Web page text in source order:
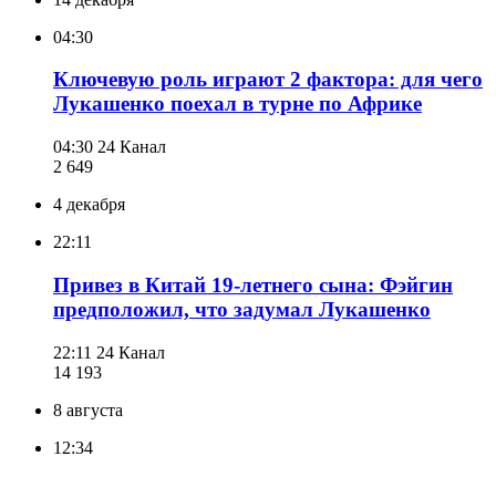
04:30
Ключевую роль играют 2 фактора: для чего
Лукашенко поехал в турне по Африке
04:30 24 Канал
2 649
4 декабря
22:11
Привез в Китай 19-летнего сына: Фэйгин
предположил, что задумал Лукашенко
22:11 24 Канал
14 193
8 августа
12:34